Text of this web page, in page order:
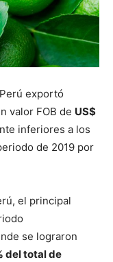
exportó
valor FOB de US$
inferiores a los
de 2019 por
el principal
se lograron
del total de